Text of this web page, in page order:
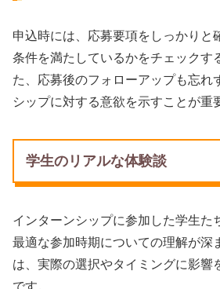
申込時には、応募要項をしっかりと
条件を満たしているかをチェックす
た、応募後のフォローアップも忘れ
シップに対する意欲を示すことが重
学生のリアルな体験談
インターンシップに参加した学生た
最適な参加時期についての理解が深
は、実際の選択やタイミングに影響